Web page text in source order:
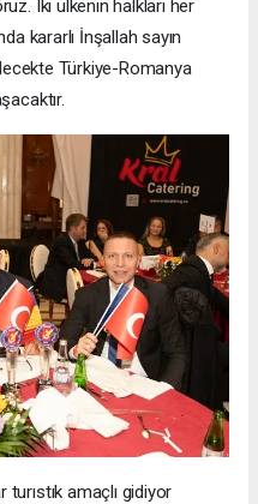
Ikı ulkenın halkları her
kararlı İnşallah sayın
Türkiye-Romanya
amaçlı gidiyor